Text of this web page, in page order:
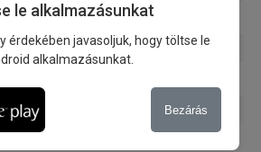
le alkalmazásunkat
érdekében javasoljuk, hogy töltse le
alkalmazásunkat.
Bezárás